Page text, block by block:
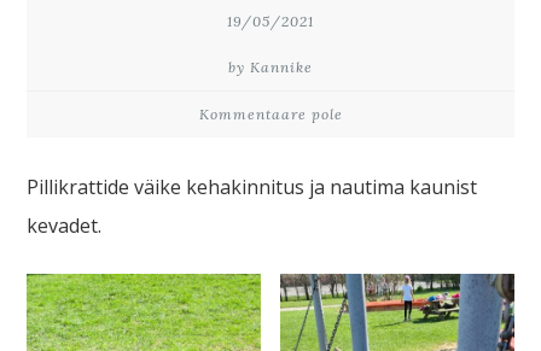
19/05/2021
by Kannike
Kommentaare pole
Pillikrattide väike kehakinnitus ja nautima kaunist
kevadet.